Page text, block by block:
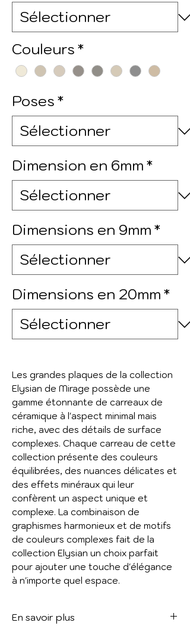
Couleurs*
Poses*
Dimension en 6mm*
Dimensions en 9mm*
Dimensions en 20mm*
Les grandes plaques de la collection
Elysian de Mirage possède une
gamme étonnante de carreaux de
céramique à l'aspect minimal mais
riche, avec des détails de surface
complexes. Chaque carreau de cette
collection présente des couleurs
équilibrées, des nuances délicates et
des effets minéraux qui leur
confèrent un aspect unique et
complexe. La combinaison de
graphismes harmonieux et de motifs
de couleurs complexes fait de la
collection Elysian un choix parfait
pour ajouter une touche d'élégance
à n'importe quel espace.
En savoir plus